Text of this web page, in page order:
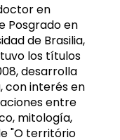
en
Posgrado en
de Brasilia,
los títulos
desarrolla
con interés en
entre
mitología,
"O território